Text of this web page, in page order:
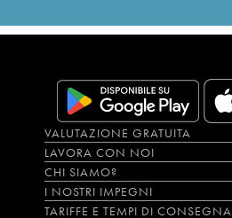
VALUTAZIONE GRATUITA
LAVORA CON NOI
CHI SIAMO?
I NOSTRI IMPEGNI
TARIFFE E TEMPI DI CONSEGNA